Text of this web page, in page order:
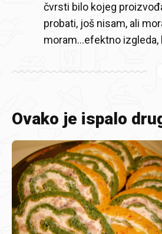
čvrsti bilo kojeg
probati, još nisam, ali
moram...efektno izgleda,
Ovako je ispalo